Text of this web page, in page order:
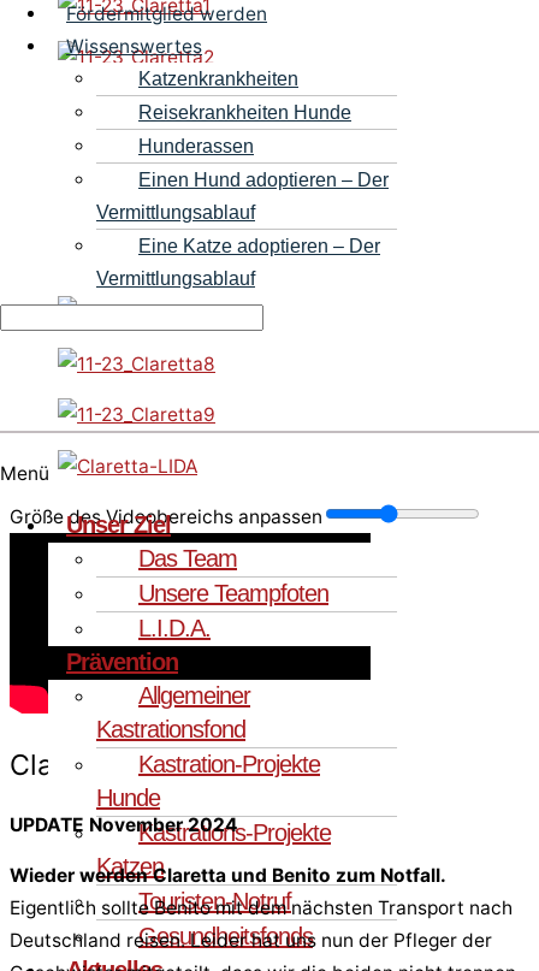
Fördermitglied werden
Wissenswertes
Katzenkrankheiten
Reisekrankheiten Hunde
Hunderassen
Einen Hund adoptieren – Der
Vermittlungsablauf
Eine Katze adoptieren – Der
Vermittlungsablauf
Menü
Unser Ziel
Das Team
Unsere Teampfoten
L.I.D.A.
Prävention
Allgemeiner
Kastrationsfond
Kastration-Projekte
Hunde
Kastrations-Projekte
Katzen
Touristen-Notruf
Gesundheitsfonds
Größe des Videobereichs anpassen
Claretta
UPDATE November 2024
Wieder werden Claretta und Benito zum Notfall.
Eigentlich sollte Benito mit dem nächsten Transport nach
Deutschland reisen. Leider hat uns nun der Pfleger der